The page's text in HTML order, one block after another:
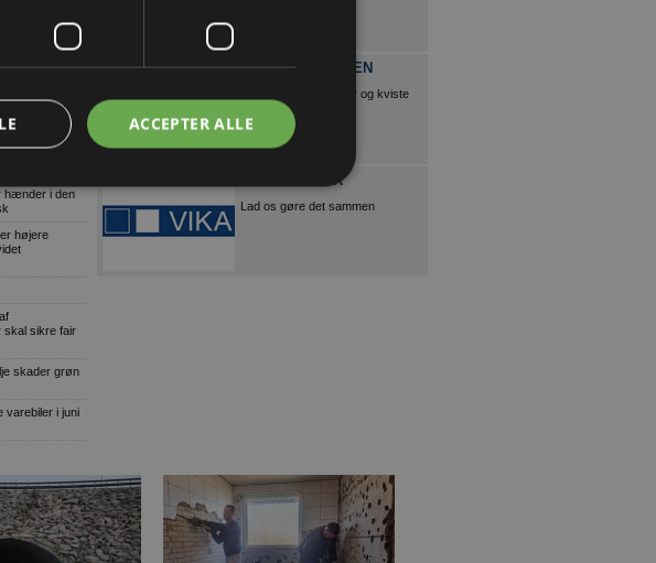
oplever
arbejdet på
på nyt
hænder i den
højere
skal sikre fair
skader grøn
varebiler i juni
VINDUESPLADSEN
Vinduer, døre, trapper og kviste
VIKA VINDUER
Lad os gøre det sammen
ACCEPTER ALLE